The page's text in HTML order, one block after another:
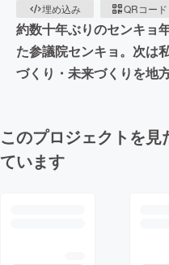
埋め込み
QRコード
約数十年ぶりのセンキョ
た参議院センキョ。次は
づくり・未来づくりを地
このプロジェクトを
ています